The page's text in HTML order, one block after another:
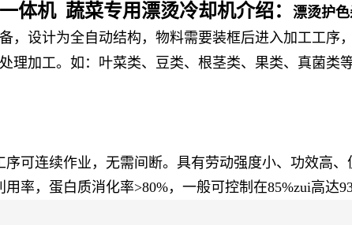
体机 蔬菜专用漂烫冷却机介绍： 漂烫护
，设计为全自动结构，物料需要装框后进入加工工序
理加工。如：叶菜类、豆类、根茎类、果类、真菌类
可连续作业，无需间断。具有劳动强度小、功效高
率，蛋白质消化率>80%，一般可控制在85%zui高达